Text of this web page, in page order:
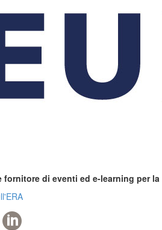
fornitore di eventi ed e-learning per